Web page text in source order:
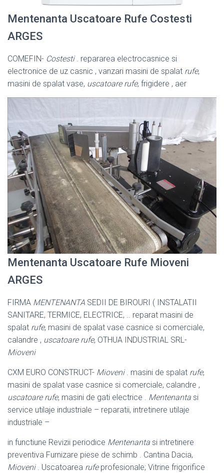
Mentenanta Uscatoare Rufe Costesti
ARGES
COMEFIN- Costesti. repararea electrocasnice si
electronice de uz casnic , vanzari masini de spalat rufe,
masini de spalat vase, uscatoare rufe, frigidere , aer
Mentenanta Uscatoare Rufe Mioveni
ARGES
FIRMA MENTENANTA SEDII DE BIROURI ( INSTALATII
SANITARE, TERMICE, ELECTRICE, .. reparat masini de
spalat rufe, masini de spalat vase casnice si comerciale,
calandre , uscatoare rufe, OTHUA INDUSTRIAL SRL-
Mioveni
CXM EURO CONSTRUCT- Mioveni. masini de spalat rufe,
masini de spalat vase casnice si comerciale, calandre ,
uscatoare rufe, masini de gati electrice . Mentenanta si
service utilaje industriale – reparatii, intretinere utilaje
industriale –
in functiune Revizii periodice Mentenanta si intretinere
preventiva Furnizare piese de schimb . Cantina Dacia,
Mioveni. Uscatoarea rufeprofesionale; Vitrine frigorifice